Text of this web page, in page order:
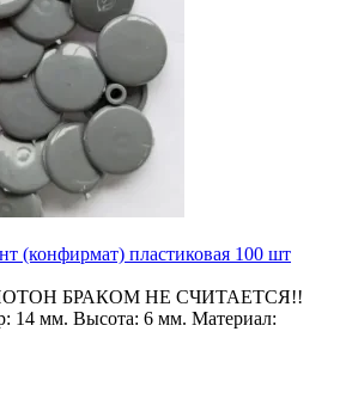
(конфирмат) пластиковая 100 шт
БРАКОМ НЕ СЧИТАЕТСЯ!!
14 мм. Высота: 6 мм. Материал: